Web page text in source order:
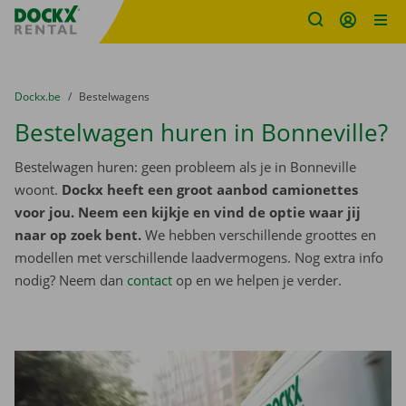
Fratello DEMO
U bevindt zich hier:
van
Dockx.be naar
Bestelwagens
Bestelwagen huren in Bonneville?
Bestelwagen huren: geen probleem als je in Bonneville
woont. Dockx heeft een groot aanbod camionettes
voor jou. Neem een kijkje en vind de optie waar jij
naar op zoek bent. We hebben verschillende groottes en
modellen met verschillende laadvermogens. Nog extra info
nodig? Neem dan contact op en we helpen je verder.